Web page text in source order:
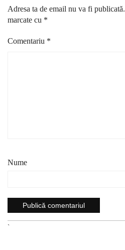
Adresa ta de email nu va fi publicată.
marcate cu *
Comentariu *
Nume
`